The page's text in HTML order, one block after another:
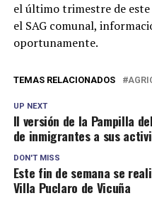
el último trimestre de
el SAG comunal,
oportunamente.
TEMAS RELACIONADOS
UP NEXT
II versión de la Pampilla
de inmigrantes a sus
DON'T MISS
Este fin de semana se
Villa Puclaro de Vicuña